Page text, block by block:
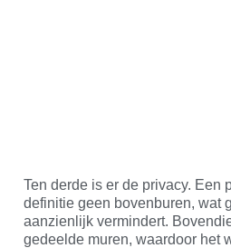
Ten derde is er de privacy. Een
definitie geen bovenburen, wat
aanzienlijk vermindert.
gedeelde muren, waardoor het